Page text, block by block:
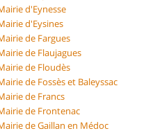
d'Eynesse
d'Eysines
de Fargues
de Flaujagues
de Floudès
de Fossès et Baleyssac
de Francs
de Frontenac
de Gaillan en Médoc